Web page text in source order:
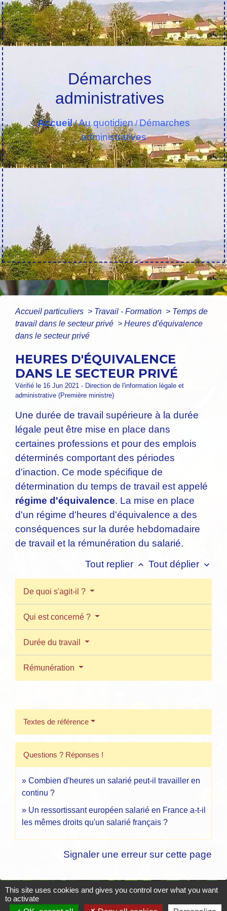
Démarches
administratives
Accueil/Au quotidien/Démarches
administratives
Accueil particuliers > Travail - Formation > Temps de
travail dans le secteur privé > Heures d'équivalence
dans le secteur privé
HEURES D'ÉQUIVALENCE
DANS LE SECTEUR PRIVÉ
Vérifié le 16 Jun 2021 - Direction de l'information légale et
administrative (Première ministre)
Une durée de travail supérieure à la durée
légale peut être mise en place dans
certaines professions et pour des emplois
déterminés comportant des périodes
d'inaction. Ce mode spécifique de
détermination du temps de travail est appelé
régime d'équivalence. La mise en place
d'un régime d'heures d'équivalence a des
conséquences sur la durée hebdomadaire
de travail et la rémunération du salarié.
Tout replier keyboard_arrow_up Tout déplier keyboard_arrow_down
De quoi s'agit-il ?
Qui est concerné ?
Durée du travail
Rémunération
Textes de référence
Questions ? Réponses !
Combien d'heures un salarié peut-il travailler en
continu ?
Un ressortissant européen salarié en France a-t-il
les mêmes droits qu'un salarié français ?
Signaler une erreur sur cette page
This site uses cookies and gives you control over what you want
to activate